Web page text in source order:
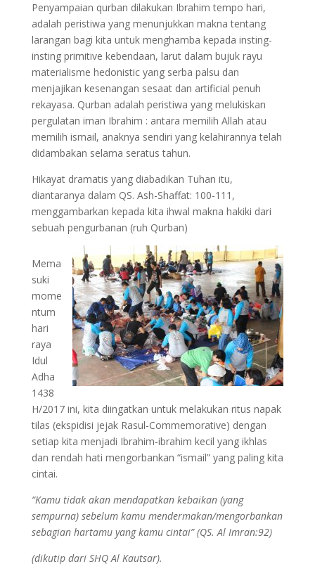
Penyampaian qurban dilakukan Ibrahim tempo hari,
adalah peristiwa yang menunjukkan makna tentang
larangan bagi kita untuk menghamba kepada insting-
insting primitive kebendaan, larut dalam bujuk rayu
materialisme hedonistic yang serba palsu dan
menjajikan kesenangan sesaat dan artificial penuh
rekayasa. Qurban adalah peristiwa yang melukiskan
pergulatan iman Ibrahim : antara memilih Allah atau
memilih ismail, anaknya sendiri yang kelahirannya telah
didambakan selama seratus tahun.
Hikayat dramatis yang diabadikan Tuhan itu,
diantaranya dalam QS. Ash-Shaffat: 100-111,
menggambarkan kepada kita ihwal makna hakiki dari
sebuah pengurbanan (ruh Qurban)
Mema
suki
mome
ntum
hari
raya
Idul
Adha
1438
H/2017 ini, kita diingatkan untuk melakukan ritus napak
tilas (ekspidisi jejak Rasul-Commemorative) dengan
setiap kita menjadi Ibrahim-ibrahim kecil yang ikhlas
dan rendah hati mengorbankan “ismail” yang paling kita
cintai.
“Kamu tidak akan mendapatkan kebaikan (yang
sempurna) sebelum kamu mendermakan/mengorbankan
sebagian hartamu yang kamu cintai” (QS. Al Imran:92)
(dikutip dari SHQ Al Kautsar).